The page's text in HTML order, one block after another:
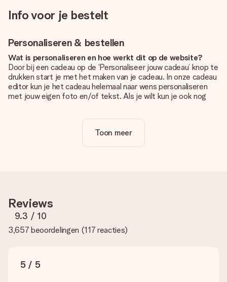
Info voor je bestelt
Personaliseren & bestellen
Wat is personaliseren en hoe werkt dit op de website?
Door bij een cadeau op de ‘Personaliseer jouw cadeau’ knop te
drukken start je met het maken van je cadeau. In onze cadeau
editor kun je het cadeau helemaal naar wens personaliseren
met jouw eigen foto en/of tekst. Als je wilt kun je ook nog
Is personalisatie in de prijs inbegrepen?
De prijs die op de website wordt getoond is inclusief de
te gebruiken. Als je niet zeker bent over de kwaliteit van je
foto, neem dan contact op met onze klantenservice en stuur
je foto mee met het cadeau dat je wilt bestellen. Zij kunnen
de kwaliteit dan voor je controleren!
Je kan gebruik maken van JPG en PNG bestanden om te
uploaden in onze editor. Is dit te technisch of heb je een
Toon meer
Reviews
9.3 / 10
3,657 beoordelingen (117 reacties)
5 / 5